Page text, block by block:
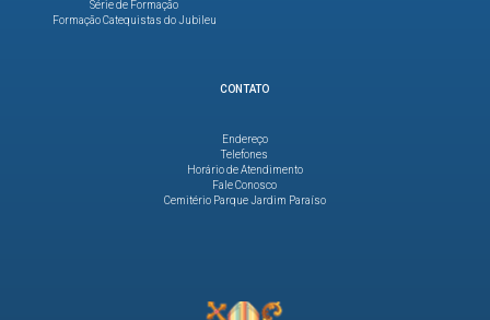
Série de Formação
Formação Catequistas do Jubileu
CONTATO
Endereço
Telefones
Horário de Atendimento
Fale Conosco
Cemitério Parque Jardim Paraíso